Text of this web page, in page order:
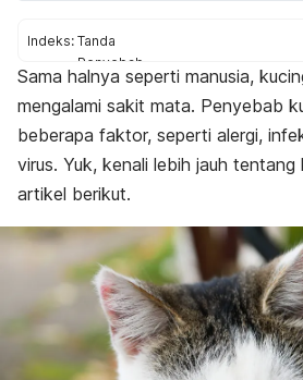
Indeks: Tanda
Penyebab
Bisakah sembuh sendiri?
Sama halnya seperti manusia,
mengalami sakit mata. Penyebab
beberapa faktor, seperti alergi,
virus. Yuk, kenali lebih jauh tentang
artikel berikut.